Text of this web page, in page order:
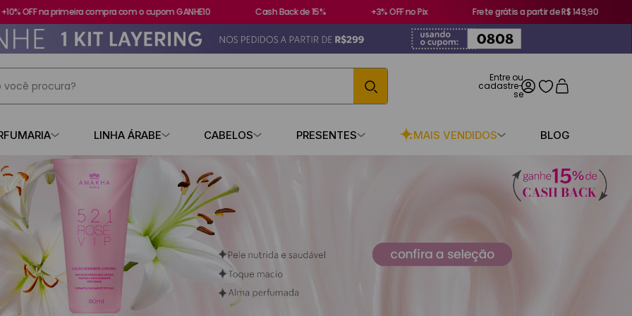
OFF na primeira compra com o cupom GANHE10 Cash Back de 15% +3% OFF no Pix Frete grátis a partir de R$ 149,90
você procura?
LINHA ÁRABE CABELOS PRESENTES MAIS VENDIDOS BLOG
contratipo